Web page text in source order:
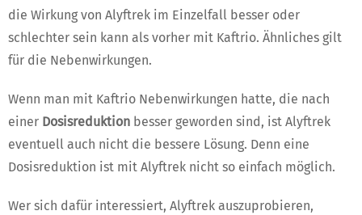
die Wirkung von Alyftrek im Einzelfall besser oder
schlechter sein kann als vorher mit Kaftrio. Ähnliches gilt
für die Nebenwirkungen.
Wenn man mit Kaftrio Nebenwirkungen hatte, die nach
einer Dosisreduktion besser geworden sind, ist Alyftrek
eventuell auch nicht die bessere Lösung. Denn eine
Dosisreduktion ist mit Alyftrek nicht so einfach möglich.
Wer sich dafür interessiert, Alyftrek auszuprobieren,